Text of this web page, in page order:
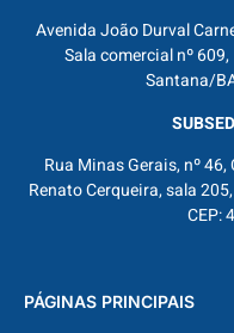
Avenida João Durval
Sala comercial nº
Santana/
Rua Minas Gerais, nº
Renato Cerqueira, sala
CEP:
PÁGINAS PRINCIPAIS